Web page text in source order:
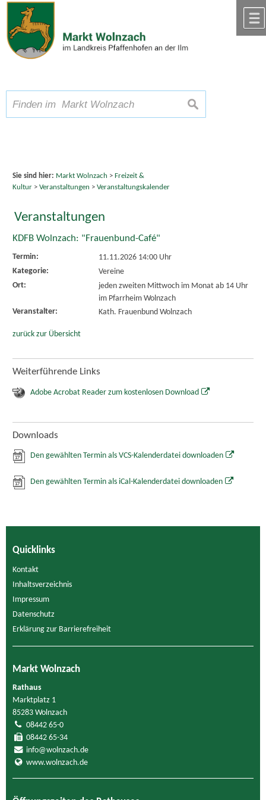
Zum Inhalt,zur Navigation
Schriftgröße A A A suchen
Sie sind hier: Markt Wolnzach > Freizeit &
Kultur> Veranstaltungen > Veranstaltungskalender
Veranstaltungen
KDFB Wolnzach: "Frauenbund-Café"
Termin:
11.11.2026 14:00 Uhr
Kategorie:
Vereine
Ort:
jeden zweiten Mittwoch im Monat ab 14 Uhr
im Pfarrheim Wolnzach
Veranstalter:
Kath. Frauenbund Wolnzach
zurück zur Übersicht
Weiterführende Links
Adobe Acrobat Reader zum kostenlosen Download
Downloads
Den gewählten Termin als VCS-Kalenderdatei downloaden
Den gewählten Termin als iCal-Kalenderdatei downloaden
Quicklinks
Kontakt
Inhaltsverzeichnis
Impressum
Datenschutz
Erklärung zur Barrierefreiheit
Markt Wolnzach
Rathaus
Marktplatz 1
85283 Wolnzach
08442 65-0
08442 65-34
info@wolnzach.de
www.wolnzach.de